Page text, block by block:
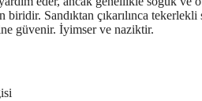
biridir. Sandıktan çıkarılınca
güvenir. İyimser ve naziktir.